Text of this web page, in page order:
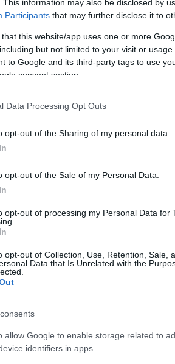
This information may also be disclosed by
Participants that may further disclose it to
that this website/app uses one or more
but not limited to your visit or
to Google and its third-party tags to use
consent section.
Data Processing Opt Outs
opt-out of the Sharing of my personal data.
opt-out of the Sale of my Personal Data.
opt-out of processing my Personal Data for
opt-out of Collection, Use, Retention, Sale,
Data that Is Unrelated with the
allow Google to enable storage related to
identifiers in apps.
storia e alla tradizione del
legame tra l’istituzione e la
: “Stiamo celebrando
via delle Fiamme Gialle, una
un omaggio speciale alla nostra
al Corpo di una delle
più dinamica degli
della GdF in Sardegna”.
di questa via ha per noi finanzieri
e cementa ulteriormente il
di far sentire la propria
che abbiamo l’onore di
provinciale -, mi riferisco in
qui vicino, in memoria del
d’oro al valor civile, ucciso
L’intitolazione di questa via alle
perché è uno degli eventi
della Guardia di Finanza
provinciale di Sassari ha
e alla giunta comunale per aver
come alla comunità di Olbia per il